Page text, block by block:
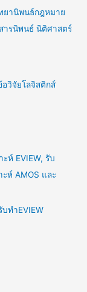
ยานิพนธ์กฎหมาย
ารนิพนธ์ นิติศาสตร์
วิจัยโลจิสติกส์
ห์ EVIEW, รับ
ะห์ AMOS และ
บทำEVIEW